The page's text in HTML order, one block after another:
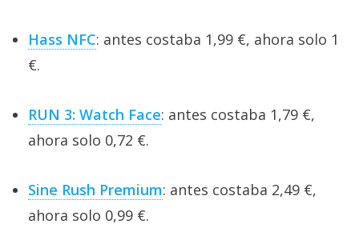
Hass NFC: antes costaba 1,99 €, ahora solo 1
€.
RUN 3: Watch Face: antes costaba 1,79 €,
ahora solo 0,72 €.
Sine Rush Premium: antes costaba 2,49 €,
ahora solo 0,99 €.